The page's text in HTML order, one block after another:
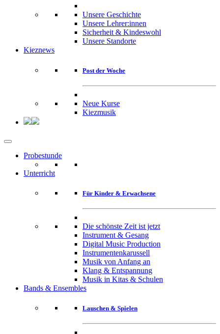
Unsere Geschichte
Unsere Lehrer:innen
Sicherheit & Kindeswohl
Unsere Standorte
Kieznews
Post der Woche
Neue Kurse
Kiezmusik
Probestunde
Unterricht
Für Kinder & Erwachsene
Die schönste Zeit ist jetzt
Instrument & Gesang
Digital Music Production
Instrumentenkarussell
Musik von Anfang an
Klang & Entspannung
Musik in Kitas & Schulen
Bands & Ensembles
Lauschen & Spielen